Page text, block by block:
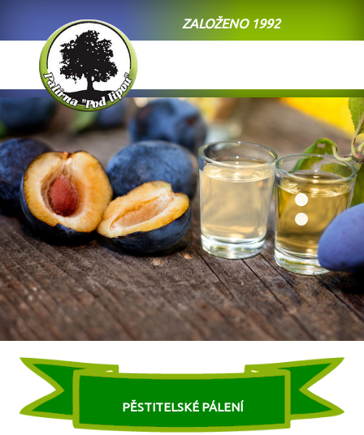
ZALOŽENO 1992
PĚSTITELSKÉ PÁLENÍ